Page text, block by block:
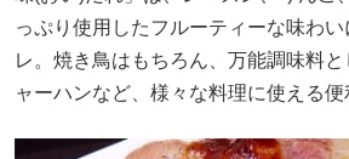
っぷり使用したフルーティーな味わ
レ。焼き鳥はもちろん、万能調味料
ャーハンなど、様々な料理に使える便